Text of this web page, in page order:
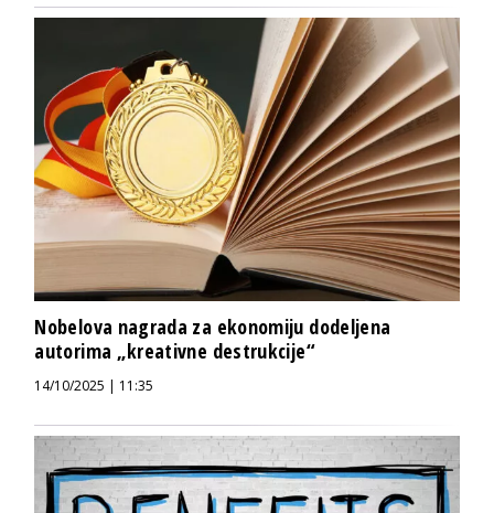
Nobelova nagrada za ekonomiju dodeljena
autorima „kreativne destrukcije“
14/10/2025 | 11:35